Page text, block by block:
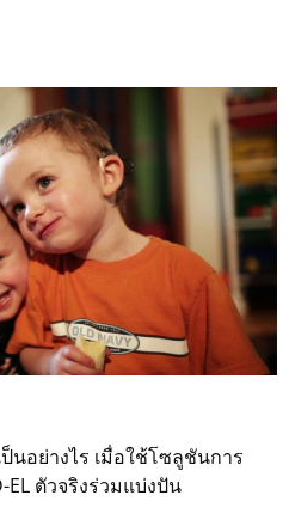
นอย่างไร เมื่อใช้โซลูชันการ
EL ตัวจริงร่วมแบ่งปัน